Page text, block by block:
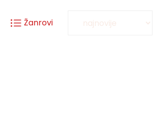
Žanrovi